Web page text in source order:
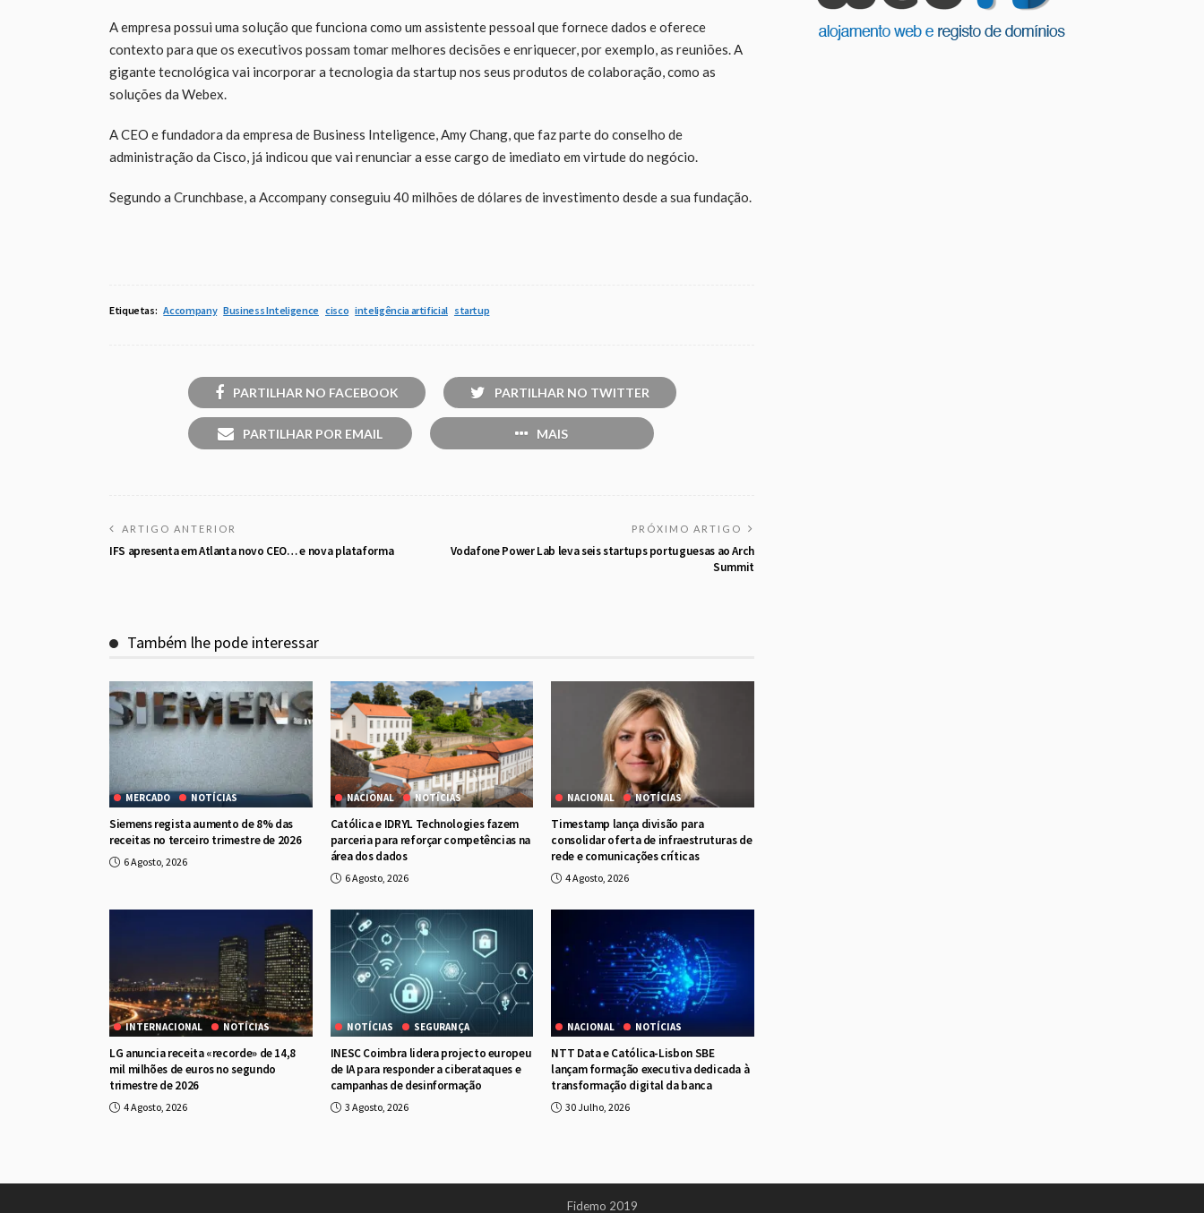
A empresa possui uma solução que funciona como um assistente pessoal que fornece dados e oferece
contexto para que os executivos possam tomar melhores decisões e enriquecer, por exemplo, as reuniões. A
gigante tecnológica vai incorporar a tecnologia da startup nos seus produtos de colaboração, como as
soluções da Webex.
A CEO e fundadora da empresa de Business Inteligence, Amy Chang, que faz parte do conselho de
administração da Cisco, já indicou que vai renunciar a esse cargo de imediato em virtude do negócio.
Segundo a Crunchbase, a Accompany conseguiu 40 milhões de dólares de investimento desde a sua fundação.
Etiquetas: Accompany Business Inteligence cisco inteligência artificial startup
PARTILHAR NO FACEBOOK PARTILHAR NO TWITTER
PARTILHAR POR EMAIL MAIS
ARTIGO ANTERIOR
IFS apresenta em Atlanta novo CEO… e nova plataforma
PRÓXIMO ARTIGO
Vodafone Power Lab leva seis startups portuguesas ao Arch
Summit
Também lhe pode interessar
MERCADO NOTÍCIAS
Siemens regista aumento de 8% das
receitas no terceiro trimestre de 2026
6 Agosto, 2026
NACIONAL NOTÍCIAS
Católica e IDRYL Technologies fazem
parceria para reforçar competências na
área dos dados
6 Agosto, 2026
NACIONAL NOTÍCIAS
Timestamp lança divisão para
consolidar oferta de infraestruturas de
rede e comunicações críticas
4 Agosto, 2026
INTERNACIONAL NOTÍCIAS
LG anuncia receita «recorde» de 14,8
mil milhões de euros no segundo
trimestre de 2026
4 Agosto, 2026
NOTÍCIAS SEGURANÇA
INESC Coimbra lidera projecto europeu
de IA para responder a ciberataques e
campanhas de desinformação
3 Agosto, 2026
NACIONAL NOTÍCIAS
NTT Data e Católica-Lisbon SBE
lançam formação executiva dedicada à
transformação digital da banca
30 Julho, 2026
Fidemo 2019